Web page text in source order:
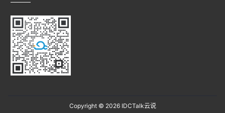
Copyright © 2026IDCTalk云说